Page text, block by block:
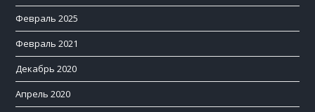
Февраль 2025
Февраль 2021
Декабрь 2020
Апрель 2020